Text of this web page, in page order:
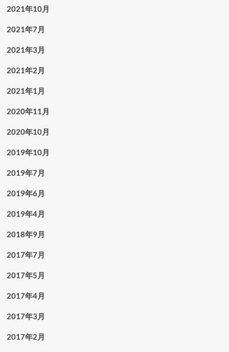
2021年10月
2021年7月
2021年3月
2021年2月
2021年1月
2020年11月
2020年10月
2019年10月
2019年7月
2019年6月
2019年4月
2018年9月
2017年7月
2017年5月
2017年4月
2017年3月
2017年2月